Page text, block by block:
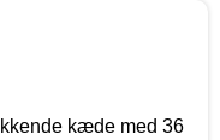
kæde med 36